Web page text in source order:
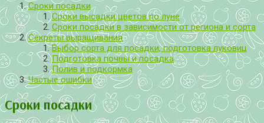
Сроки посадки
Сроки высадки цветов по луне
Сроки посадки в зависимости от региона и сорта
Секреты выращивания
Выбор сорта для посадки, подготовка луковиц
Подготовка почвы и посадка
Полив и подкормка
Частые ошибки
Сроки посадки